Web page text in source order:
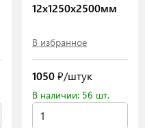
12х1250х2500мм
В избранное
1050₽/штук
В наличии: 56 шт.